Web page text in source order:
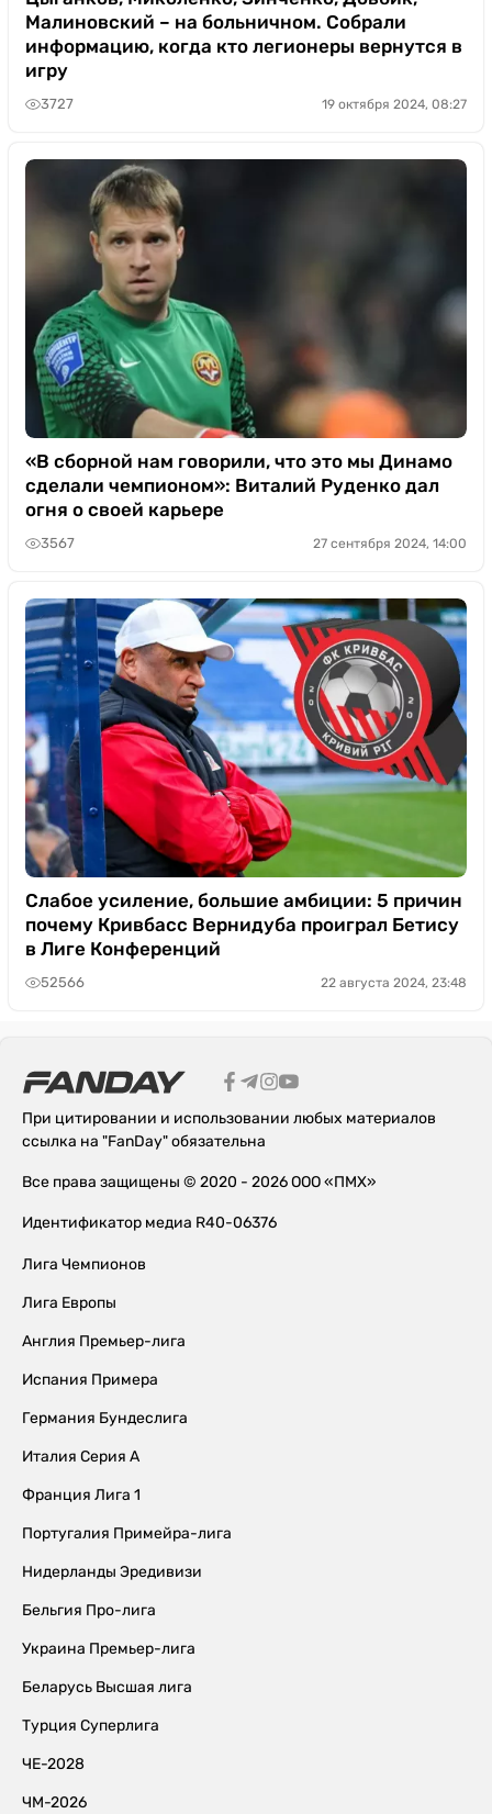
Малиновский – на больничном. Собрали
информацию, когда кто легионеры вернутся в
игру
3727 19 октября 2024, 08:27
«В сборной нам говорили, что это мы Динамо
сделали чемпионом»: Виталий Руденко дал
огня о своей карьере
3567 27 сентября 2024, 14:00
Слабое усиление, большие амбиции: 5 причин
почему Кривбасс Вернидуба проиграл Бетису
в Лиге Конференций
52566 22 августа 2024, 23:48
При цитировании и использовании любых материалов
ссылка на "FanDay" обязательна
Все права защищены © 2020 - 2026 ООО «ПМХ»
Идентификатор медиа R40-06376
Лига Чемпионов
Лига Европы
Англия Премьер-лига
Испания Примера
Германия Бундеслига
Италия Серия А
Франция Лига 1
Португалия Примейра-лига
Нидерланды Эредивизи
Бельгия Про-лига
Украина Премьер-лига
Беларусь Высшая лига
Турция Суперлига
ЧЕ-2028
ЧМ-2026